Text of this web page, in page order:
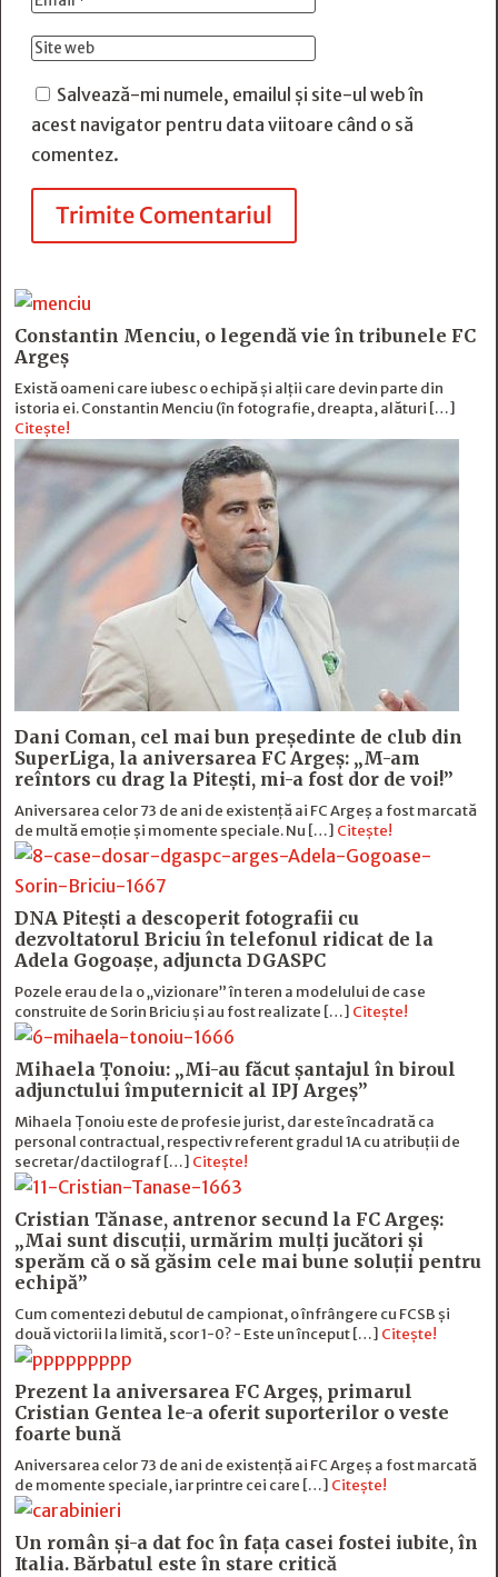
Salvează-mi numele, emailul și site-ul web în
acest navigator pentru data viitoare când o să
comentez.
Trimite Comentariul
Constantin Menciu, o legendă vie în tribunele FC
Argeș
Există oameni care iubesc o echipă și alţii care devin parte din
istoria ei. Constantin Menciu (în fotografie, dreapta, alături […]
Citește!
Dani Coman, cel mai bun preşedinte de club din
SuperLiga, la aniversarea FC Argeş: „M-am
reîntors cu drag la Piteşti, mi-a fost dor de voi!”
Aniversarea celor 73 de ani de existență ai FC Argeș a fost marcată
de multă emoție şi momente speciale. Nu […] Citește!
DNA Piteşti a descoperit fotografii cu
dezvoltatorul Briciu în telefonul ridicat de la
Adela Gogoaşe, adjuncta DGASPC
Pozele erau de la o „vizionare” în teren a modelului de case
construite de Sorin Briciu şi au fost realizate […] Citește!
Mihaela Ţonoiu: „Mi-au făcut şantajul în biroul
adjunctului împuternicit al IPJ Argeş”
Mihaela Ţonoiu este de profesie jurist, dar este încadrată ca
personal contractual, respectiv referent gradul 1A cu atribuții de
secretar/dactilograf […] Citește!
Cristian Tănase, antrenor secund la FC Argeş:
„Mai sunt discuţii, urmărim mulţi jucători şi
sperăm că o să găsim cele mai bune soluţii pentru
echipă”
Cum comentezi debutul de campionat, o înfrângere cu FCSB și
două victorii la limită, scor 1-0? - Este un început […] Citește!
Prezent la aniversarea FC Argeș, primarul
Cristian Gentea le-a oferit suporterilor o veste
foarte bună
Aniversarea celor 73 de ani de existență ai FC Argeș a fost marcată
de momente speciale, iar printre cei care […] Citește!
Un român și-a dat foc în fața casei fostei iubite, în
Italia. Bărbatul este în stare critică